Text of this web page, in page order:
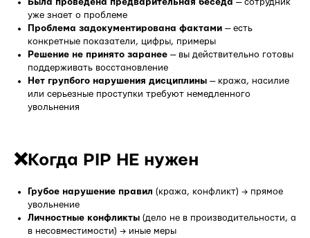
уже знает о проблеме
Проблема задокументирована фактами — есть
конкретные показатели, цифры, примеры
Решение не принято заранее — вы действительно готовы
поддерживать восстановление
Нет групбого нарушения дисциплины — кража, насилие
или серьезные проступки требуют немедленного
увольнения
❌Когда PIP НЕ нужен
Грубое нарушение правил (кража, конфликт) → прямое
увольнение
Личностные конфликты (дело не в производительности, а
в несовместимости) → иные меры